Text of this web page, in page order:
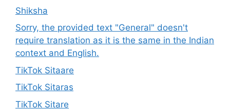
Shiksha
Sorry, the provided text "General" doesn't
require translation as it is the same in the Indian
context and English.
TikTok Sitaare
TikTok Sitaras
TikTok Sitare